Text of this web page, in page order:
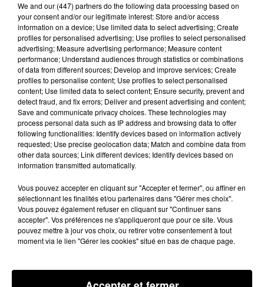
Lecture (2 min 23 sec)
100%
20 novembre 2025 - 2 min 23 sec
LES INFOS DU BÉARN DU 20/11/2025 À 10H59
We and our (447) partnersdo the following data processing based on
your consent and/or our legitimate interest: Store and/or access
information on a device; Use limited data to select advertising; Create
profiles for personalised advertising; Use profiles to select personalised
advertising; Measure advertising performance; Measure content
performance; Understand audiences through statistics or combinations
of data from different sources; Develop and improve services; Create
profiles to personalise content; Use profiles to select personalised
content; Use limited data to select content; Ensure security, prevent and
detect fraud, and fix errors; Deliver and present advertising and content;
Save and communicate privacy choices. These technologies may
process personal data such as IP address and browsing data to offer
following functionalities: Identify devices based on information actively
requested; Use precise geolocation data; Match and combine data from
other data sources; Link different devices; Identify devices based on
information transmitted automatically.
Vous pouvez accepter en cliquant sur "Accepter et fermer", ou affiner en
sélectionnant les finalités et/ou partenaires dans "Gérer mes choix".
Vous pouvez également refuser en cliquant sur "Continuer sans
accepter". Vos préférences ne s'appliqueront que pour ce site. Vous
pouvez mettre à jour vos choix, ou retirer votre consentement à tout
moment via le lien "Gérer les cookies" situé en bas de chaque page.